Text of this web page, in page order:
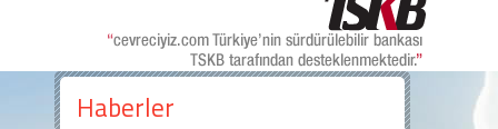
Haberler